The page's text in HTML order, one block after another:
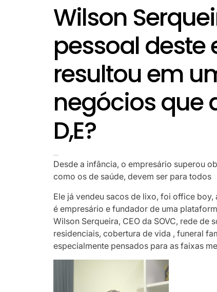
Wilson
pessoal deste
resultou em
negócios que
D,E?
Desde a infância, o empresário superou
como os de saúde, devem ser para todos
Ele já vendeu sacos de lixo, foi office
é empresário e fundador de uma
Wilson Serqueira, CEO da SOVC, rede
residenciais, cobertura de vida , funeral
especialmente pensados para as faixas